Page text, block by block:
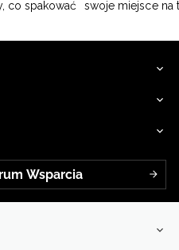
co spakować
swoje miejsce na
Wsparcia